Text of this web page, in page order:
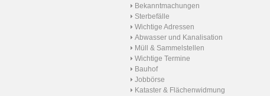
Bekanntmachungen
Sterbefälle
Wichtige Adressen
Abwasser und Kanalisation
Müll & Sammelstellen
Wichtige Termine
Bauhof
Jobbörse
Kataster & Flächenwidmung